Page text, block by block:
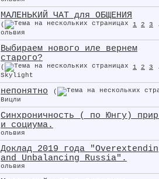
МАЛЕНЬКИЙ ЧАТ для ОБЩЕНИЯ
( 1 2 3
ольвия
Выбираем нового иле вернем
старого?
( 1 2 3
Skylight
непонятно
(
Вицли
Синхроничность ( по Юнгу)
и социума.
ольвия
Доклад 2019 года
and Unbalancing Russia".
ольвия